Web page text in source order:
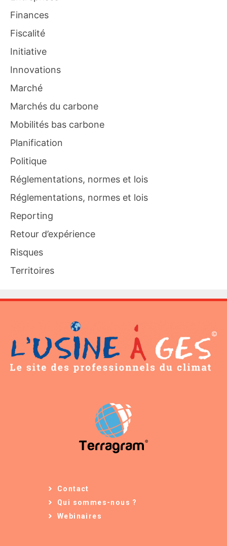
Finances
Fiscalité
Initiative
Innovations
Marché
Marchés du carbone
Mobilités bas carbone
Planification
Politique
Réglementations, normes et lois
Réglementations, normes et lois
Reporting
Retour d’expérience
Risques
Territoires
Contact
Qui sommes-nous ?
Webinaires